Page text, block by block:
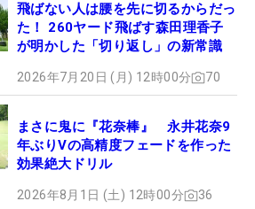
飛ばない人は腰を先に切るからだっ
た！ 260ヤード飛ばす森田理香子
が明かした「切り返し」の新常識
2026年7月20日 (月) 12時00分 70
まさに鬼に『花奈棒』 永井花奈9
年ぶりVの高精度フェードを作った
効果絶大ドリル
2026年8月1日 (土) 12時00分 36